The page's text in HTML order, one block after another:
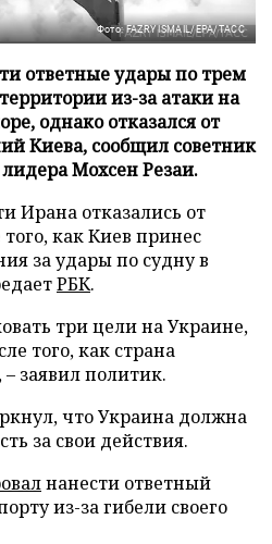
Фото: FAZRY ISMAIL/EPA/ТАСС
ответные удары по трем
из-за атаки на
однако отказался от
Киева, сообщил советник
Мохсен Резаи.
Ирана отказались от
того, как Киев принес
за удары по судну в
РБК.
три цели на Украине,
того, как страна
заявил политик.
что Украина должна
за свои действия.
нанести ответный
из-за гибели своего